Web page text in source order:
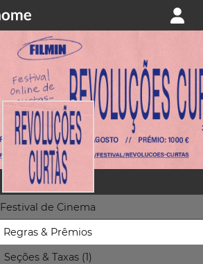
Festival de Cinema
Regras & Prêmios
Seções & Taxas (1)